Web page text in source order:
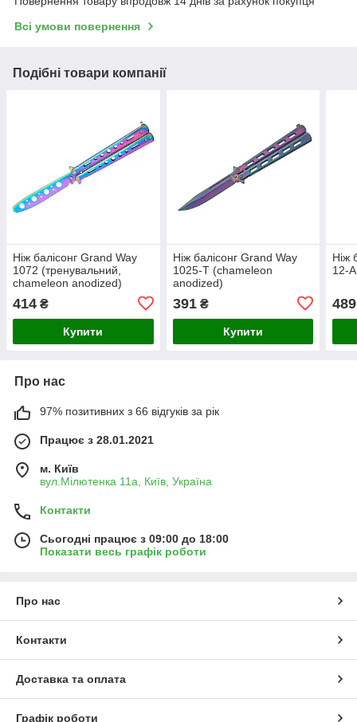
Всі умови повернення
Подібні товари компанії
Ніж балісонг Grand Way
1072 (тренувальний,
chameleon anodized)
414 ₴
Купити
Ніж балісонг Grand Way
1025-T (chameleon
anodized)
391₴
Купити
Ніж
12-
489
Про нас
97% позитивних з 66 відгуків за рік
Працює з 28.01.2021
м. Київ
вул.Мілютенка 11а, Київ, Україна
Контакти
Сьогодні працює з 09:00 до 18:00
Показати весь графік роботи
Про нас
Контакти
Доставка та оплата
Графік роботи